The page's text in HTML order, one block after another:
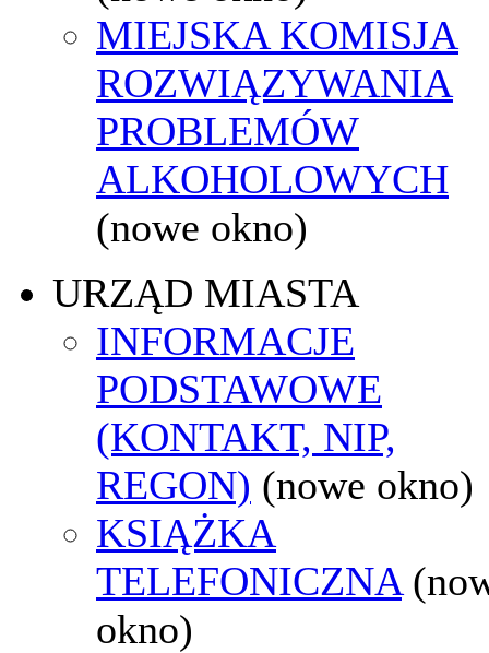
MIEJSKA KOMISJA
ROZWIĄZYWANIA
PROBLEMÓW
ALKOHOLOWYCH
(nowe okno)
URZĄD MIASTA
INFORMACJE
PODSTAWOWE
(KONTAKT, NIP,
REGON) (nowe okno)
KSIĄŻKA
TELEFONICZNA
okno)